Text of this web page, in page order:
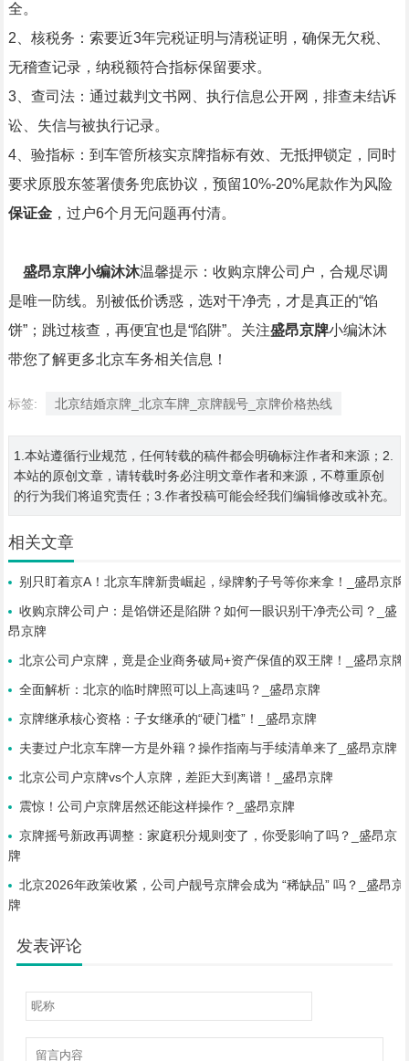
全。
2、核税务：索要近3年完税证明与清税证明，确保无欠税、
无稽查记录，纳税额符合指标保留要求。
3、查司法：通过裁判文书网、执行信息公开网，排查未结诉
讼、失信与被执行记录。
4、验指标：到车管所核实京牌指标有效、无抵押锁定，同时
要求原股东签署债务兜底协议，预留10%-20%尾款作为风险
保证金，过户6个月无问题再付清。
盛昂京牌小编沐沐温馨提示：收购京牌公司户，合规尽调
是唯一防线。别被低价诱惑，选对干净壳，才是真正的“馅
饼”；跳过核查，再便宜也是“陷阱”。关注盛昂京牌小编沐沐
带您了解更多北京车务相关信息！
标签: 北京结婚京牌_北京车牌_京牌靓号_京牌价格热线
1.本站遵循行业规范，任何转载的稿件都会明确标注作者和来源；2.
本站的原创文章，请转载时务必注明文章作者和来源，不尊重原创
的行为我们将追究责任；3.作者投稿可能会经我们编辑修改或补充。
相关文章
别只盯着京A！北京车牌新贵崛起，绿牌豹子号等你来拿！_盛昂京牌
收购京牌公司户：是馅饼还是陷阱？如何一眼识别干净壳公司？_盛
昂京牌
北京公司户京牌，竟是企业商务破局+资产保值的双王牌！_盛昂京牌
全面解析：北京的临时牌照可以上高速吗？_盛昂京牌
京牌继承核心资格：子女继承的“硬门槛”！_盛昂京牌
夫妻过户北京车牌一方是外籍？操作指南与手续清单来了_盛昂京牌
北京公司户京牌vs个人京牌，差距大到离谱！_盛昂京牌
震惊！公司户京牌居然还能这样操作？_盛昂京牌
京牌摇号新政再调整：家庭积分规则变了，你受影响了吗？_盛昂京
牌
北京2026年政策收紧，公司户靓号京牌会成为 “稀缺品” 吗？_盛昂京
牌
发表评论